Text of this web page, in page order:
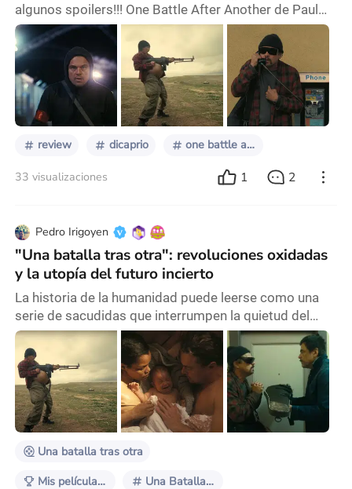
algunos spoilers!!! One Battle After Another de Paul
Thomas Anderson es la cinta más comercial que haya
realizado su director. Aparte de un presupuesto
colosal –entre 130-175 millones de dólares–, una
historia que hace guiño a un tema contingente como
la migración y un ritmo más al grano que sus películas
anteriores, esta película para muchos se sent
review dicaprio one battle after another
33 visualizaciones 1 2
Pedro Irigoyen
"Una batalla tras otra": revoluciones oxidadas
y la utopía del futuro incierto
La historia de la humanidad puede leerse como una
serie de sacudidas que interrumpen la quietud del
plano fijo, como si alguien moviera la cámara para
recordar que nada permanece estático demasiado
tiempo. La Revolución Neolítica fue el primer gran
giro: dejó atrás el nomadismo y apostó por la
agricultura, inaugurando un travelling lento pero
decisivo que encendió a las civilizaciones y organizó e
Una batalla tras otra
Mis películas favoritas de 2025 Una Batalla Tras Otra